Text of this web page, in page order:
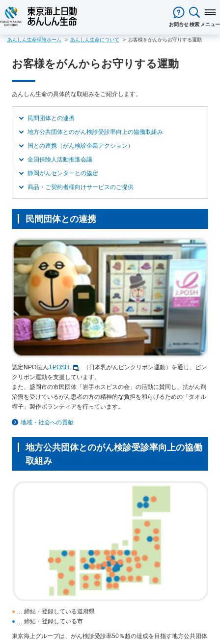
お問合せ検索 メニュー
保険をお考えのお客様TOPへ
インターネットでご加入いただけ
法人向け保険商品
ご相談・ご契約の流れ
商品一覧
メディカルＫｉｔエール
がん保険
あんしんがん治療保険
がん診断保険Ｒ
死亡保険（終身保険・定期保険）
長生き支援終身
家計保障・就業不能保障
家計保障定期保険ＮＥＯ
あんしん就業不能保障保険
介護年金保険
あんしんねんきん介護
あんしんねんきん介護Ｒ
こども保険
5年ごと利差配当付こども保険
個人年金保険
個人年金保険
変額保険
マーケットリンク
ご契約者様TOPへ
重要なお知らせ
各種お手続き
保険金・給付金・満期金・年金等
の請求
契約内容／登録情報の確認・変更
契約者貸付の利用・返済
保険料支払方法の変更
保険証券・控除証明書の発行・再
変額保険・変額年金保険固有のお
総合福祉団体定期保険のお手続き
ライフイベントごとのお手続き
急な資金が必要なとき
引越しするとき
結婚するとき
保険料の支払いが困難なとき
海外渡航するとき
確定申告・年末調整するとき
子どもが生まれるとき
子どもが独立・就職するとき
転職・退職するとき
離婚するとき
介護が必要になったとき
ご病気・ご不幸があったとき
法人のお客様
企業のライフステージごとに必要
な準備とは？
あんしん生命についてTOPへ
東京海上グループについて
会社情報
お客様本位の業務運営方針
お客様からの贈り物（お客様の
お客様をがんからお守りする運動
採用情報
た取組み
あんしん解体新書
CMギャラリー・キャラクター紹介
ライフパートナー
資料請求
お問い合わせ
よくある質問
保険用語集
東京海上ホールディングス
あんしん生命保険ホーム あんしん生命について お客様をがんからお守りする運動
お客様をがんからお守りする運動
あんしん生命の具体的な取組みをご紹介します。
民間団体との連携
地方公共団体とのがん検診受診率向上の協働取組み
国との連携（がん検診企業アクション）
全国保険人活動推進会議
静岡がんセンターとの協定
商品・ご契約者様向けサービスのご提供
民間団体との連携
認定NPO法人J.POSH
（日本乳がんピンクリボン運動）を通じ、ピン
クリボン運動を支援しています。
また、盛岡市の市民団体「岩手ホスピスの会」の活動に賛同し、抗がん剤
治療を受けているがん患者の方の精神的な負担を和らげるための「タオル
帽子」製作ボランティアを行っています。
地域・社会への貢献
地方公共団体とのがん検診受診率向上の協働
取組み
● … 締結・登録している道府県
● … 締結・登録している市
東京海上グループは、がん検診受診率50％超の達成を目指す地方公共団体